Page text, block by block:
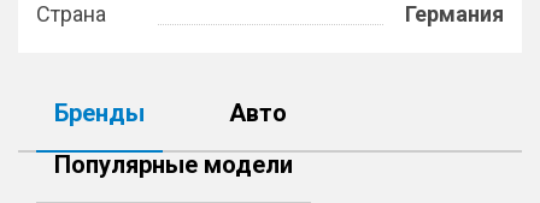
Страна
Германия
Бренды
Авто
Популярные модели